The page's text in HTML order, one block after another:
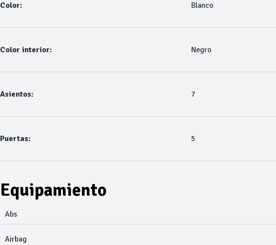
Color: Blanco
Color interior: Negro
Asientos: 7
Puertas: 5
Equipamiento
Abs
Airbag